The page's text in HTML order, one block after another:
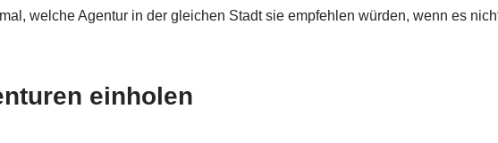
welche Agentur in der gleichen Stadt sie empfehlen würden, wenn es
einholen